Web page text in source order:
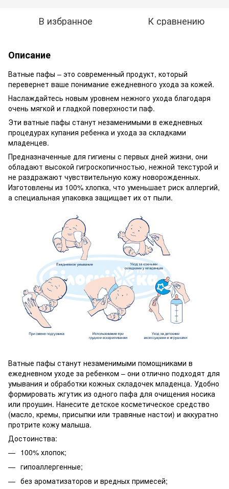
В избранное К сравнению
Описание
Ватные пафы – это современный продукт, который
перевернет ваше понимание ежедневного ухода за кожей.
Наслаждайтесь новым уровнем нежного ухода благодаря
очень мягкой и гладкой поверхности паф.
Эти ватные пафы станут незаменимыми в ежедневных
процедурах купания ребенка и ухода за складками
младенцев.
Предназначенные для гигиены с первых дней жизни, они
обладают высокой гигроскопичностью, нежной текстурой и
не раздражают чувствительную кожу новорожденных.
Изготовлены из 100% хлопка, что уменьшает риск аллергий,
а специальная упаковка защищает их от пыли.
Ватные пафы станут незаменимыми помощниками в
ежедневном уходе за ребенком – они отлично подходят для
умывания и обработки кожных складочек младенца. Удобно
формировать жгутик из одного пафа для очищения носика
или проушин. Нанесите детское косметическое средство
(масло, кремы, присыпки или травяные настои) и аккуратно
протрите кожу малыша.
Достоинства:
100% хлопок;
гипоаллергенные;
без ароматизаторов и вредных примесей;